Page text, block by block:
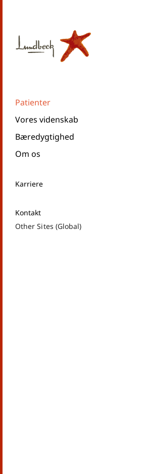
Patienter
Vores videnskab
Bæredygtighed
Om os
Karriere
Kontakt
Other Sites (Global)